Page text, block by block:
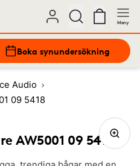
Meny
Boka synundersökning
Audio
09 5418
AW5001 09 5418